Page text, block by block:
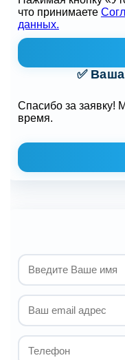
что принимаете
данных.
✅ Ваша
Спасибо за заявку!
время.